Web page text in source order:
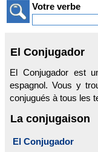
Votre verbe
El Conjugador
El Conjugador est
espagnol. Vous y
conjugués à tous les
La conjugaison
El Conjugador